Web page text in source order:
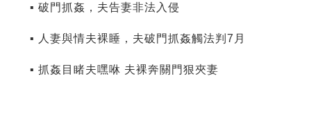
▪ 破門抓姦，夫告妻非法入侵
▪ 人妻與情夫裸睡，夫破門抓姦觸法判7月
▪ 抓姦目睹夫嘿咻 夫裸奔關門狠夾妻